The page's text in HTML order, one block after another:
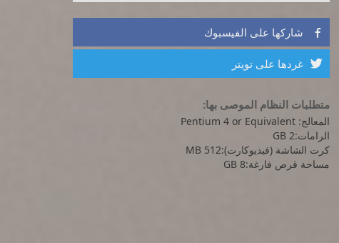
 شاركها على الفيسبوك
 غردها على تويتر
متطلبات النظام الموصى بها:
المعالج: Pentium 4 or Equivalent
الرامات:2 GB
كرت الشاشة (فيديوكارت):512 MB
مساحة قرص فارغة:8 GB